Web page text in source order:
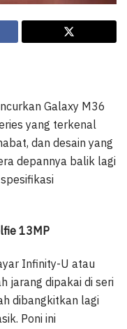
Galaxy M36
yang terkenal
dan desain yang
depannya balik lagi
13MP
Infinity-U atau
jarang dipakai di seri
dibangkitkan lagi
Poni ini